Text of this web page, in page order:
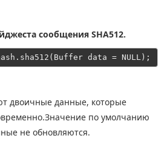
сообщения SHA512.
двоичные данные, которые
по умолчанию
не обновляются.